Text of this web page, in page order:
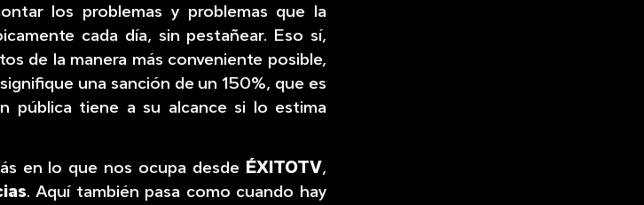
los problemas y problemas que la
cada día, sin pestañear. Eso sí,
de la manera más conveniente posible,
una sanción de un 150%, que es
pública tiene a su alcance si lo estima
en lo que nos ocupa desde ÉXITOTV,
. Aquí también pasa como cuando hay